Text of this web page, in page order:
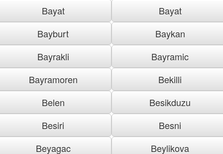
Bayat
Bayat
Bayburt
Baykan
Bayrakli
Bayramic
Bayramoren
Bekilli
Belen
Besikduzu
Besiri
Besni
Beyagac
Beylikova